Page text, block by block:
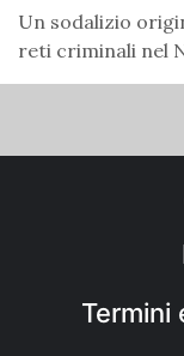
Un sodalizio
reti criminali nel
Termini